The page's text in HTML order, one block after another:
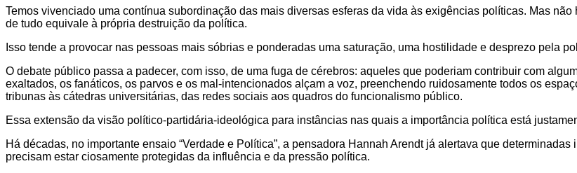
Temos vivenciado uma contínua subordinação das mais diversas esferas da vida às exigências políticas. Mas
de tudo equivale à própria destruição da política.
Isso tende a provocar nas pessoas mais sóbrias e ponderadas uma saturação, uma hostilidade e desprezo pela
O debate público passa a padecer, com isso, de uma fuga de cérebros: aqueles que poderiam contribuir com
exaltados, os fanáticos, os parvos e os mal-intencionados alçam a voz, preenchendo ruidosamente todos os
tribunas às cátedras universitárias, das redes sociais aos quadros do funcionalismo público.
Essa extensão da visão político-partidária-ideológica para instâncias nas quais a importância política está
Há décadas, no importante ensaio “Verdade e Política”, a pensadora Hannah Arendt já alertava que
precisam estar ciosamente protegidas da influência e da pressão política.